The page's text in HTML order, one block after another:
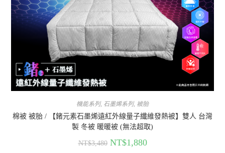
機能系列, 石墨烯系列, 被胎
棉被 被胎 / 【鍺元素石墨烯遠紅外線量子纖維發熱被】雙人 台灣
製 冬被 暖暖被 (無法超取)
NT$3,480 NT$1,880